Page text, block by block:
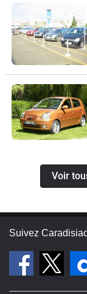
Voir
Suivez